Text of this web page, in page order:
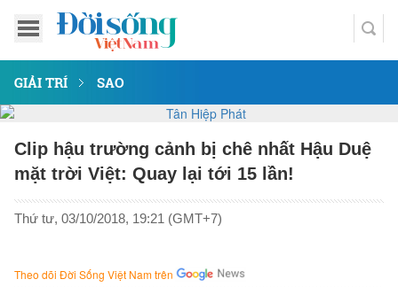
GIẢI TRÍ SAO
Clip hậu trường cảnh bị chê nhất Hậu Duệ
mặt trời Việt: Quay lại tới 15 lần!
Thứ tư, 03/10/2018, 19:21 (GMT+7)
Theo dõi Đời Sống Việt Nam trên